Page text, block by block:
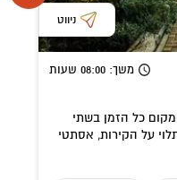
ניווט
משך: 08:00 שעות
כל הזמן בשתי
על הקירות, אסתטי